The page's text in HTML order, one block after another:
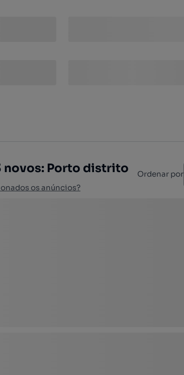
novos: Porto distrito
os anúncios?
Ordenar por